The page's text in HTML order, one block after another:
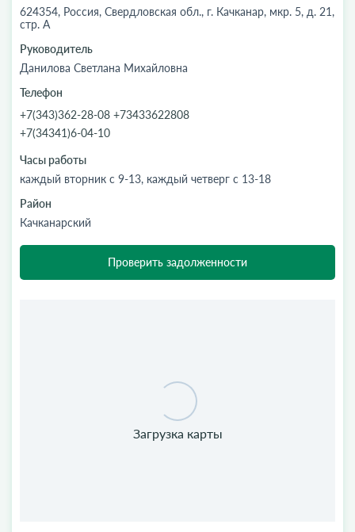
624354, Россия, Свердловская обл., г. Качканар, мкр. 5, д. 21,
стр. А
Руководитель
Данилова Светлана Михайловна
Телефон
+7(343)362-28-08 +73433622808
+7(34341)6-04-10
Часы работы
каждый вторник с 9-13, каждый четверг с 13-18
Район
Качканарский
Проверить задолженности